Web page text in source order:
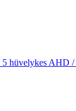
5 hüvelykes AHD